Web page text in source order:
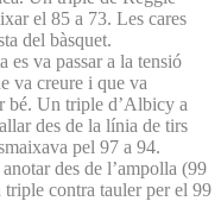
el 85 a 73. Les cares
del bàsquet.
es va passar a la tensió
va creure i que va
bé. Un triple d’Albicy a
des de la línia de tirs
pel 97 a 94.
des de l’ampolla (99
contra tauler per el 99